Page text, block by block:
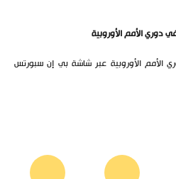
دوري الأمم الأوروبية
الأمم الأوروبية عبر شاشة بي إن سبورتس